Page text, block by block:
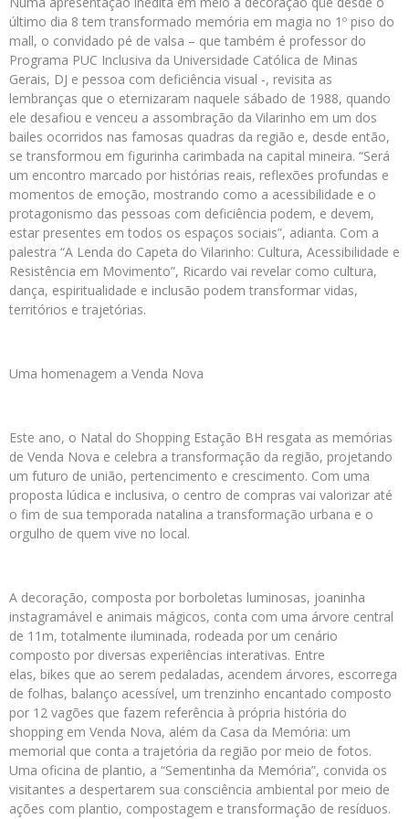
último dia 8 tem transformado memória em magia no 1º piso do
mall, o convidado pé de valsa – que também é professor do
Programa PUC Inclusiva da Universidade Católica de Minas
Gerais, DJ e pessoa com deficiência visual -, revisita as
lembranças que o eternizaram naquele sábado de 1988, quando
ele desafiou e venceu a assombração da Vilarinho em um dos
bailes ocorridos nas famosas quadras da região e, desde então,
se transformou em figurinha carimbada na capital mineira. “Será
um encontro marcado por histórias reais, reflexões profundas e
momentos de emoção, mostrando como a acessibilidade e o
protagonismo das pessoas com deficiência podem, e devem,
estar presentes em todos os espaços sociais”, adianta. Com a
palestra “A Lenda do Capeta do Vilarinho: Cultura, Acessibilidade e
Resistência em Movimento”, Ricardo vai revelar como cultura,
dança, espiritualidade e inclusão podem transformar vidas,
territórios e trajetórias.
Uma homenagem a Venda Nova
Este ano, o Natal do Shopping Estação BH resgata as memórias
de Venda Nova e celebra a transformação da região, projetando
um futuro de união, pertencimento e crescimento. Com uma
proposta lúdica e inclusiva, o centro de compras vai valorizar até
o fim de sua temporada natalina a transformação urbana e o
orgulho de quem vive no local.
A decoração, composta por borboletas luminosas, joaninha
instagramável e animais mágicos, conta com uma árvore central
de 11m, totalmente iluminada, rodeada por um cenário
composto por diversas experiências interativas. Entre
elas, bikes que ao serem pedaladas, acendem árvores, escorrega
de folhas, balanço acessível, um trenzinho encantado composto
por 12 vagões que fazem referência à própria história do
shopping em Venda Nova, além da Casa da Memória: um
memorial que conta a trajetória da região por meio de fotos.
Uma oficina de plantio, a “Sementinha da Memória”, convida os
visitantes a despertarem sua consciência ambiental por meio de
ações com plantio, compostagem e transformação de resíduos.